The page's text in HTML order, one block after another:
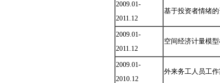
2009.01-
2011.12
基于投资者情绪
2009.01-
2011.12
空间经济计量模
2009.01-
2010.12
外来务工人员工